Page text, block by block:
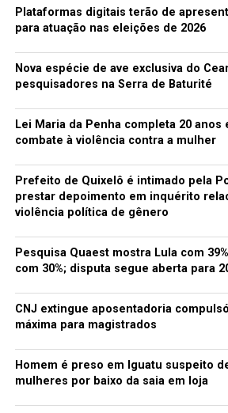
Os projetos e o trabalho da FAJI
em seu site oficialfaji.org.br
Tocador
de
áudio
TÓPICOS RELACIONADOS: FAJI
MAIS AÇÃO
MAIS FM
ONG ADOTA
A SEGUIR
II Intervenção urbana acontece neste
Iguatu e Crateús recebem novos
Aberta do Brasil
redacao
Plataformas digitais terão de
para atuação nas eleições de 2026
Nova espécie de ave exclusiva do
pesquisadores na Serra de Baturité
Lei Maria da Penha completa 20
combate à violência contra a mulher
Prefeito de Quixelô é intimado pela
prestar depoimento em inquérito
violência política de gênero
Pesquisa Quaest mostra Lula com
com 30%; disputa segue aberta para
CNJ extingue aposentadoria
máxima para magistrados
Homem é preso em Iguatu suspeito
mulheres por baixo da saia em loja